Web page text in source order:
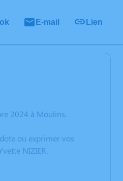
E-mail Lien
2024 à Moulins.
ou exprimer vos
NIZIER.